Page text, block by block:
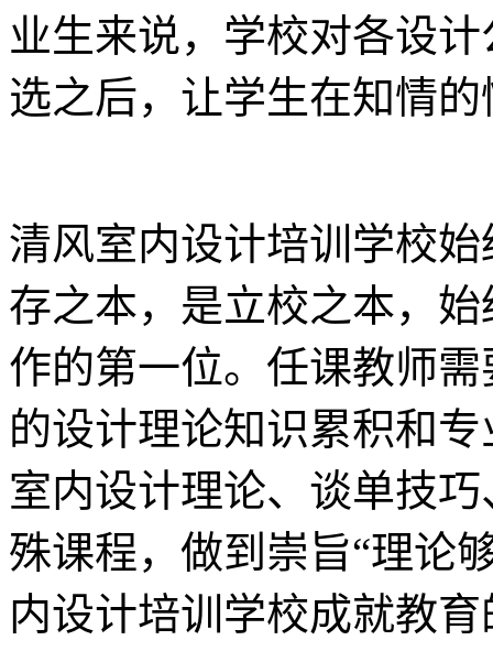
业生来说，学校对各设
选之后，让学生在知情
清风室内设计培训学校
存之本，是立校之本，
作的第一位。任课教师
的设计理论知识累积和
室内设计理论、谈单技
殊课程，做到崇旨“理论
内设计培训学校成就教